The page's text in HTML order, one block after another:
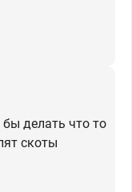
бы делать что то
скоты